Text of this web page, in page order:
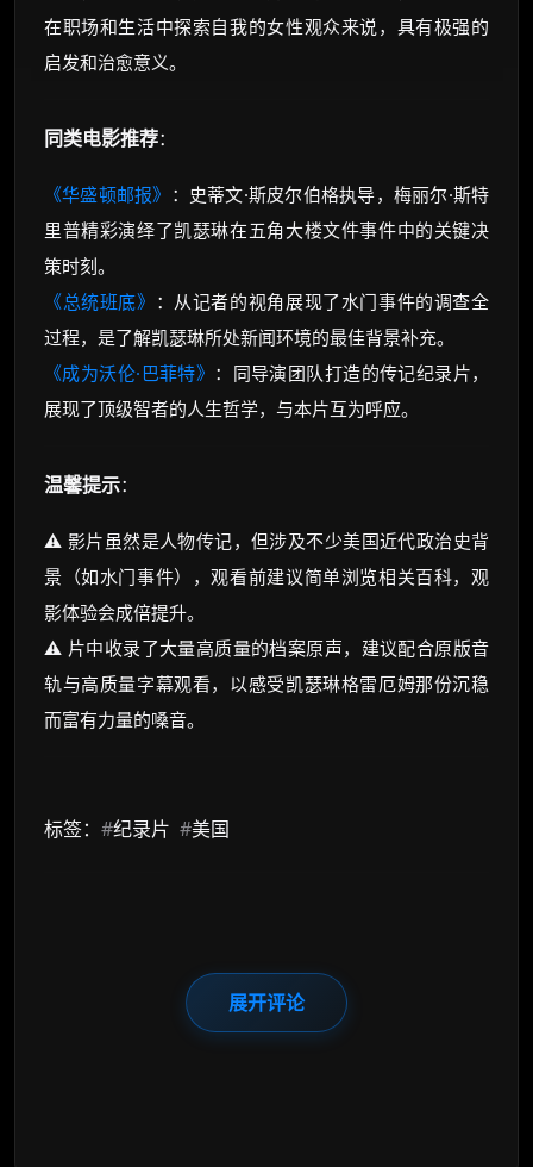
在职场和生活中探索自我的女性观众来说，具有极强的
启发和治愈意义。
同类电影推荐：
《华盛顿邮报》 ：史蒂文·斯皮尔伯格执导，梅丽尔·斯特
里普精彩演绎了凯瑟琳在五角大楼文件事件中的关键决
策时刻。
《总统班底》 ：从记者的视角展现了水门事件的调查全
过程，是了解凯瑟琳所处新闻环境的最佳背景补充。
《成为沃伦·巴菲特》 ：同导演团队打造的传记纪录片，
展现了顶级智者的人生哲学，与本片互为呼应。
温馨提示：
⚠️ 影片虽然是人物传记，但涉及不少美国近代政治史背
景（如水门事件），观看前建议简单浏览相关百科，观
影体验会成倍提升。
⚠️ 片中收录了大量高质量的档案原声，建议配合原版音
轨与高质量字幕观看，以感受凯瑟琳格雷厄姆那份沉稳
而富有力量的嗓音。
标签： #纪录片 #美国
展开评论